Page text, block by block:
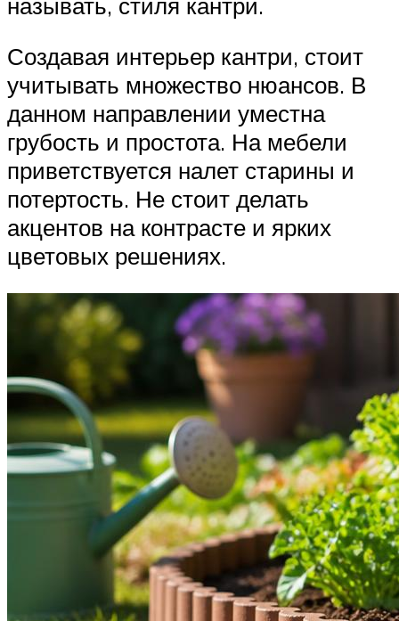
Создавая интерьер кантри, стоит
учитывать множество нюансов. В
данном направлении уместна
грубость и простота. На мебели
приветствуется налет старины и
потертость. Не стоит делать
акцентов на контрасте и ярких
цветовых решениях.